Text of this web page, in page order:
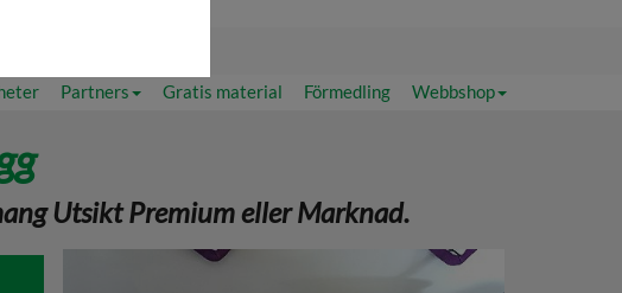
Partners Gratis material Förmedling Webbshop
Utsikt Premium eller Marknad.